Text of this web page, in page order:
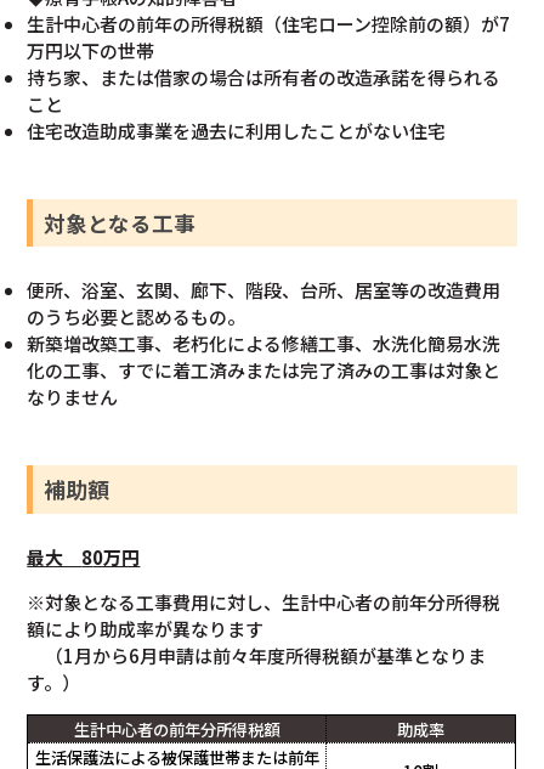
生計中心者の前年の所得税額（住宅ローン控除前の額）が7
万円以下の世帯
持ち家、または借家の場合は所有者の改造承諾を得られる
こと
住宅改造助成事業を過去に利用したことがない住宅
対象となる工事
便所、浴室、玄関、廊下、階段、台所、居室等の改造費用
のうち必要と認めるもの。
新築増改築工事、老朽化による修繕工事、水洗化簡易水洗
化の工事、すでに着工済みまたは完了済みの工事は対象と
なりません
補助額
最大 80万円
※対象となる工事費用に対し、生計中心者の前年分所得税
額により助成率が異なります
（1月から6月申請は前々年度所得税額が基準となりま
す。）
生計中心者の前年分所得税額
助成率
生活保護法による被保護世帯または前年